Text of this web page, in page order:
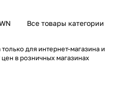
Все товары категории
для интернет-магазина и
цен в розничных магазинах